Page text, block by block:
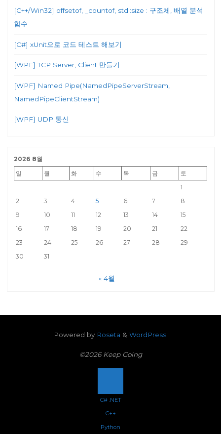
[C++/Win32] offsetof, _countof, std::size : 구조체, 배열 분석
함수
[C#] xUnit으로 코드 테스트 해보기
[WPF] TCP Server, Client 만들기
[WPF] Named Pipe(NamedPipeServerStream,
NamedPipeClientStream)
[WPF] UDP 통신
2026 8월
일
월 화 수 목 금
토
1
2
3 4 5 6 7
8
9
10 11 12 13 14
15
16
17 18 19 20 21
22
23
24 25 26 27 28
29
30
31
« 4월
Powered byRoseta & WordPress.
©2026 Keep Going
C# .NET
C++
Python
Back
to